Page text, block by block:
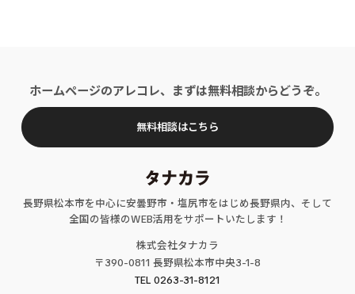
長野県松本市を中心に安曇野市・塩尻市をはじめ長野県内、そして
全国の皆様のWEB活用をサポートいたします！
株式会社タナカラ
〒390-0811 長野県松本市中央3-1-8
TEL 0263-31-8121
ホームページのアレコレ、まずは無料相談からどうぞ。
無料相談はこちら